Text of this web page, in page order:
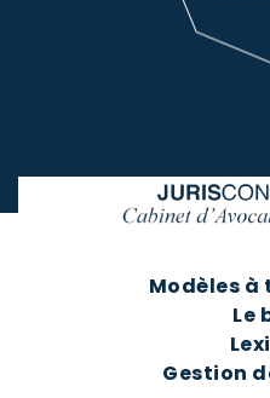
Modèles
Le
Gestion